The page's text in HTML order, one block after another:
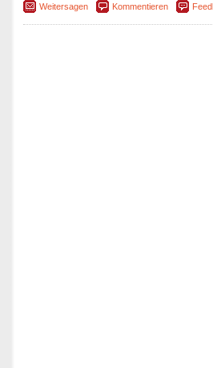
Weitersagen Kommentieren